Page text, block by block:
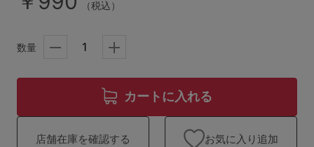
ランキング
高評価レビューアイテム
WEB限定アイテム
（税込）
数量
カートに入れる
店舗在庫を確認する お気に入り追加